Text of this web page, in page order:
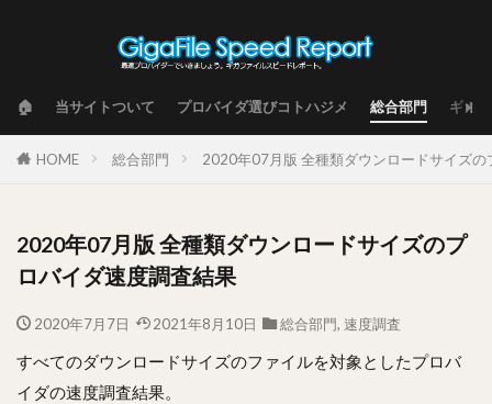
🏠 当サイトついて プロバイダ選びコトハジメ 総合部門 ギガ
HOME 総合部門 2020年07月版 全種類ダウンロードサイズの
2020年07月版 全種類ダウンロードサイズのプ
ロバイダ速度調査結果
2020年7月7日 2021年8月10日 総合部門, 速度調査
すべてのダウンロードサイズのファイルを対象としたプロバ
イダの速度調査結果。